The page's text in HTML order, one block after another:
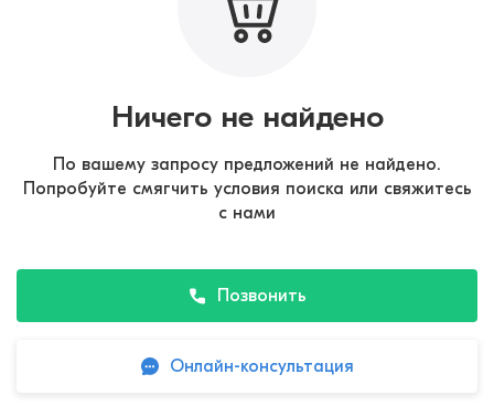
Ничего не найдено
По вашему запросу предложений не найдено.
Попробуйте смягчить условия поиска или свяжитесь
с нами
Позвонить
Онлайн-консультация